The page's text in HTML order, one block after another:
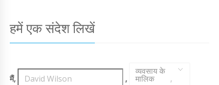
हमें एक संदेश लिखें
मैं, ,
व्यवसाय के
मालिक ,